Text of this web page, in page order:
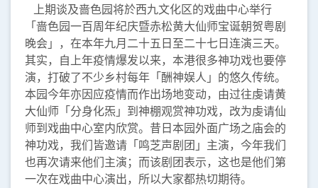
上期谈及啬色园将於西九文化区的戏曲中心举行
「啬色园一百周年纪庆暨赤松黄大仙师宝诞朝贺粤剧
晚会」，在本年九月二十五日至二十七日连演三天。
其实，自上年疫情爆发以来，本港很多神功戏也要停
演，打破了不少乡村每年「酬神娱人」的悠久传统。
本园今年亦因应疫情而作出场地变动，由过往虔请黄
大仙师「分身化炁」到神棚观赏神功戏，改为虔请仙
师到戏曲中心室内欣赏。昔日本园外面广场之庙会的
神功戏，我们皆邀请「鸣芝声剧团」主演，今年我们
也再次请来他们主演；而该剧团表示，这也是他们第
一次在戏曲中心演出，所以大家都热切期待。